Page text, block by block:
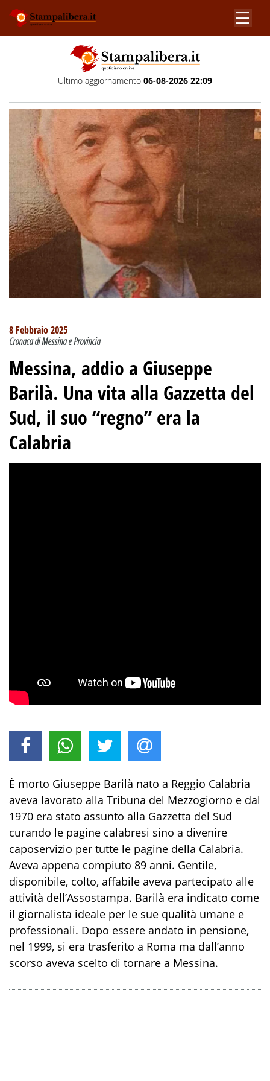
Ultimo aggiornamento 06-08-2026 22:09
8 Febbraio 2025
Cronaca di Messina e Provincia
Messina, addio a Giuseppe
Barilà. Una vita alla Gazzetta del
Sud, il suo “regno” era la
Calabria
È morto Giuseppe Barilà nato a Reggio Calabria
aveva lavorato alla Tribuna del Mezzogiorno e dal
1970 era stato assunto alla Gazzetta del Sud
curando le pagine calabresi sino a divenire
caposervizio per tutte le pagine della Calabria.
Aveva appena compiuto 89 anni. Gentile,
disponibile, colto, affabile aveva partecipato alle
attività dell’Assostampa. Barilà era indicato come
il giornalista ideale per le sue qualità umane e
professionali. Dopo essere andato in pensione,
nel 1999, si era trasferito a Roma ma dall’anno
scorso aveva scelto di tornare a Messina.